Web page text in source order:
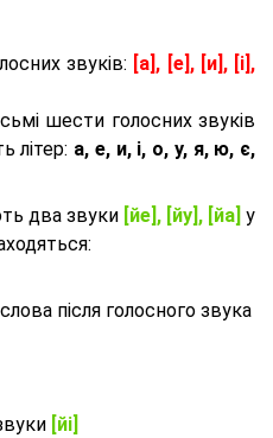
звуків:
[а], [е], [и], [і],
шести голосних звуків
літер: а, е, и, і, о, у, я, ю, є,
два звуки [йе], [йу], [йа] у
після голосного звука
[йі]